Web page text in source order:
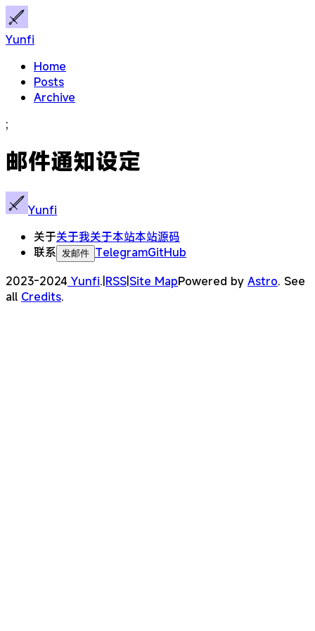
Yunfi
Home
Posts
Archive
;
邮件通知设定
Yunfi
关于关于我关于本站本站源码
联系
发邮件 TelegramGitHub
2023-2024 Yunfi.|RSS|Site MapPowered by Astro. See
all Credits.